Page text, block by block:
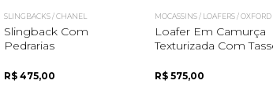
SLINGBACKS / CHANEL
Slingback Com
Pedrarias
R$ 475,00
MOCASSINS / LOAFERS / OXFORD
Loafer Em Camurça
Texturizada Com
R$ 575,00